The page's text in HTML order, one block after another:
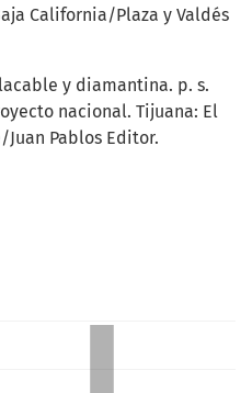
California/Plaza y Valdés
y diamantina. p. s.
nacional. Tijuana: El
Pablos Editor.